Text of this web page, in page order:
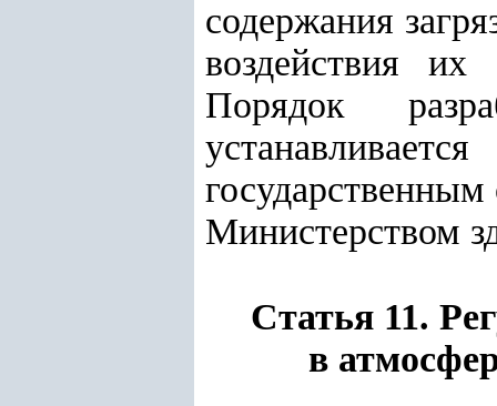
содержания
воздействия
Порядок
Министерством
Статья 11.
в